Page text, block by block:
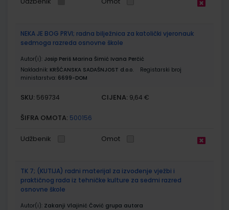
NEKA JE BOG PRVI; radna bilježnica za katolički vjeronauk
sedmoga razreda osnovne škole
Autor(i): Josip Periš Marina Šimić Ivana Perčić
Nakladnik: KRŠĆANSKA SADAŠNJOST d.o.o.
Registarski broj
ministarstva: 6699-DOM
SKU: 569734 CIJENA: 9,64 €
ŠIFRA OMOTA: 500156
Udžbenik Omot
TK 7; (KUTIJA) radni materijal za izvođenje vježbi i
praktičnog rada iz tehničke kulture za sedmi razred
osnovne škole
Autor(i): Zakanji Vlajinić Čović grupa autora